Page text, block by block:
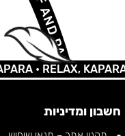
•RELAX, KAPARA •
חשבון ומדיניות